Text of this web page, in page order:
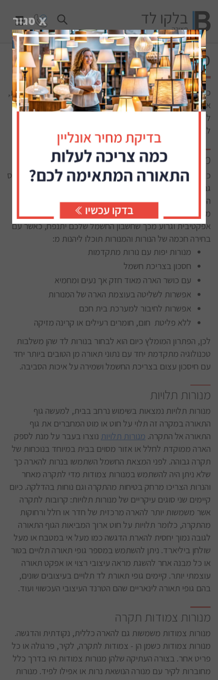
מנורות לבית
כאשר מדברים על מנורות לבית, קיים היצע עצום של אפשרויות,
איכויות שונות, עיצובים שונים, מנורות למקומות שונים בבית,
למטרות שונות, עם נורות מסוגים שונים ועוד. איך יודעים במה
לבחור? במאמר זה נציג את הסוגים השונים והמומלצים כיום.
מנורות לבית - איזה נורות כדאי לבחור?
כאשר אתם בוחרים את המנורות לביתכם, חושב לזכור ולהתייחס
גם לנורות. לנורות תפקיד חשוב מאחר ובסופו של דבר הן אלה
המספקות את אופי ההארה של המנורה. בחירה בנורה לא
מתאימה, גם אם המנורה יפה, יגרום לכך שהתאורה לא תהיה
אפקטיבית וגרוע מכך שחשבון החשמל שלכם יתנפח, כאשר עם
בחירה חכמה של הנורות והמנורות תוכלו ליהנות מ:
מנורות יפות עם נורות מתקדמות
חסכון בצריכת חשמל
עם כושר הארה מאוד חזק אך נעים ומחמיא
אפשרות לשליטה בעוצמת הארה של המנורות
אפשרות לחיבור למערכת בית חכם
ללא פליטת חום, חומרים רעילים או קרינה מזיקה
לכן, הפתרון המומלץ כיום הוא לבחור בנורות לד שהן משלבות
טכנולוגיה מתקדמת יחד עם נתוני תאורה מן הטובים ביותר יחד
עם חיסכון עצום בצריכת החשמל ושמירה על איכות הסביבה.
מנורות תלויות
מנורות תלויות נמצאות בשימוש נרחב בבית, למעשה גוף
התאורה במקרה זה תלוי על חוט או מוט המחברים את גוף
התאורה אל התקרה. מנורות תלויות נוצרו בעבר על מנת לספק
הארה ממוקדת לחלל או אזור מסוים בבית במיוחד בנוכחות של
תקרה גבוהה. לפני המצאת החשמל השתמשו בנרות להארה כך
שלא ניתן היה להשתמש במנורות צמודות מדי לתקרה מאחר
והנרות הצריכו מרחק בטיחות מהתקרה וגם נוחות בהדלקה. כיום
קיימים שני סוגים עיקריים של מנורות תלויות: קרובות לתקרה
אשר משמשות יותר להארה מרכזית של חדר או חלל ורחוקות
מהתקרה, כלומר תלויות על חוט ארוך המביאות הגוף התאורה
לגובה נמוך יחסית להארת הדגשה כמו מעל אי במטבח או מעל
שולחן ביליארד. ניתן להשתמש במספר גופי תאורה תלויים בטור
או כל מבנה אחר להשגת מראה עיצובי רצוי או אפקט תאורה
עוצמתי יותר. קיימים גופי תאורת לד תלויים בעיצובים שונים,
בהם גופי תאורה לינאריים שהם הטרנד העיצובי העכשווי ועוד.
מנורות צמודות תקרה
מנורות צמודות משמשות גם להארה כללית, נקודתית והדגשה.
מנורות צמודות כשמן הן - צמודות לתקרה, לקיר, פרגולה או כל
פריט אחר. בצורה העתיקה שלהן מנורות צמודות היו בדרך כלל
מחוברות לקיר עם מנורה הנושאת נרות או אפילו לפיד. מנורות